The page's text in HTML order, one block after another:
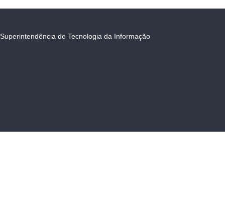
Superintendência de Tecnologia da Informação